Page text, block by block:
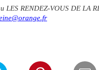
LES RENDEZ-VOUS DE LA